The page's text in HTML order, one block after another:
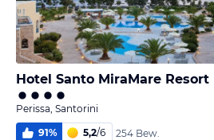
Hotel Santo MiraMare Resort
Perissa, Santorini
91% 5,2/6
254 Bew.